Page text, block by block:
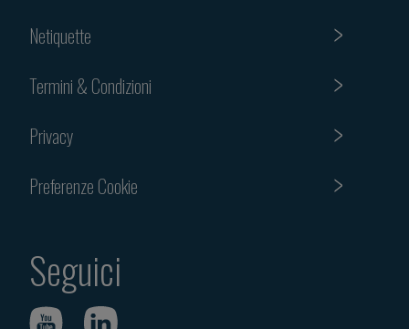
Netiquette
Termini & Condizioni
Privacy
Preferenze Cookie
Seguici